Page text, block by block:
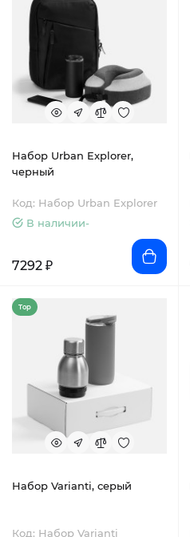
Набор Urban Explorer,
черный
Код: Набор Urban Explorer
В наличии-
7292 ₽
Top
Набор Varianti, серый
Код: Набор Varianti